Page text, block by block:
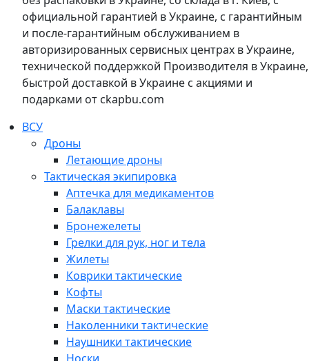
официальной гарантией в Украине, с гарантийным
и после-гарантийным обслуживанием в
авторизированных сервисных центрах в Украине,
технической поддержкой Производителя в Украине,
быстрой доставкой в Украине с акциями и
подарками от ckapbu.com
ВСУ
Дроны
Летающие дроны
Тактическая экипировка
Аптечка для медикаментов
Балаклавы
Бронежелеты
Грелки для рук, ног и тела
Жилеты
Коврики тактические
Кофты
Маски тактические
Наколенники тактические
Наушники тактические